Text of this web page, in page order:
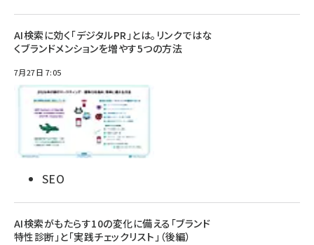
AI検索に効く「デジタルPR」とは。リンクではな
くブランドメンションを増やす5つの方法
7月27日 7:05
SEO
AI検索がもたらす10の変化に備える「ブランド
特性診断」と「実践チェックリスト」（後編）